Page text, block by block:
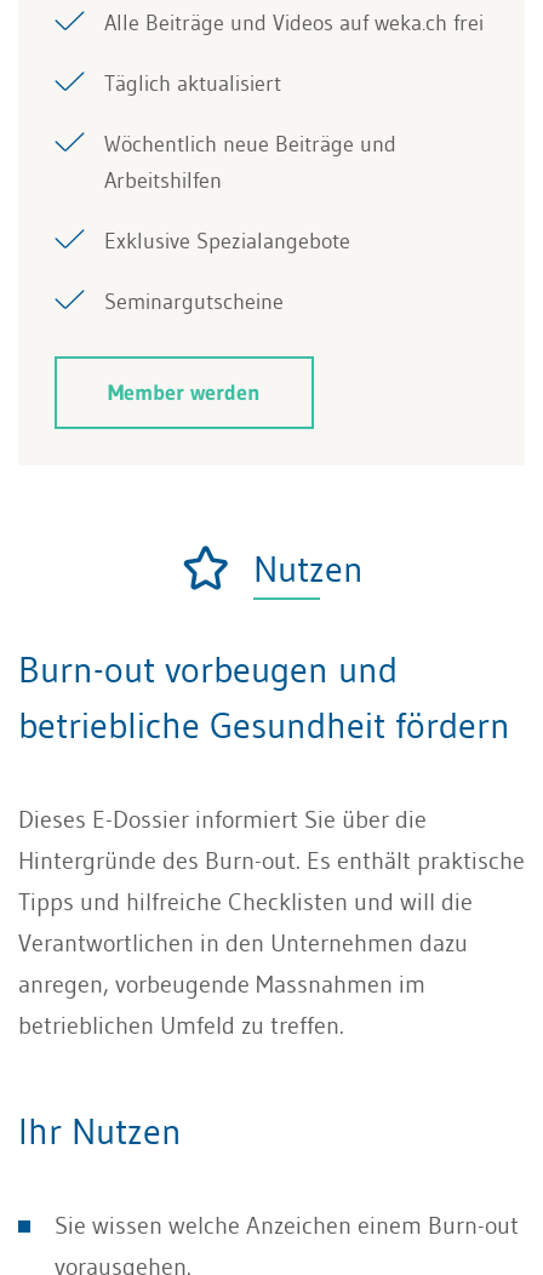
Alle Beiträge und Videos auf weka.ch frei
Täglich aktualisiert
Wöchentlich neue Beiträge und
Arbeitshilfen
Exklusive Spezialangebote
Seminargutscheine
Member werden
Nutzen
Burn-out vorbeugen und
betriebliche Gesundheit fördern
Dieses E-Dossier informiert Sie über die
Hintergründe des Burn-out. Es enthält praktische
Tipps und hilfreiche Checklisten und will die
Verantwortlichen in den Unternehmen dazu
anregen, vorbeugende Massnahmen im
betrieblichen Umfeld zu treffen.
Ihr Nutzen
Sie wissen welche Anzeichen einem Burn-out
vorausgehen.